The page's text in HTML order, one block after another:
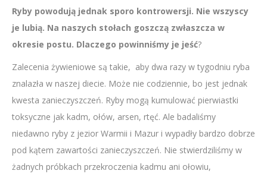
Ryby powodują jednak sporo kontrowersji. Nie wszyscy
je lubią. Na naszych stołach goszczą zwłaszcza w
okresie postu. Dlaczego powinniśmy je jeść?
Zalecenia żywieniowe są takie, aby dwa razy w tygodniu ryba
znalazła w naszej diecie. Może nie codziennie, bo jest jednak
kwesta zanieczyszczeń. Ryby mogą kumulować pierwiastki
toksyczne jak kadm, ołów, arsen, rtęć. Ale badaliśmy
niedawno ryby z jezior Warmii i Mazur i wypadły bardzo dobrze
pod kątem zawartości zanieczyszczeń. Nie stwierdziliśmy w
żadnych próbkach przekroczenia kadmu ani ołowiu,